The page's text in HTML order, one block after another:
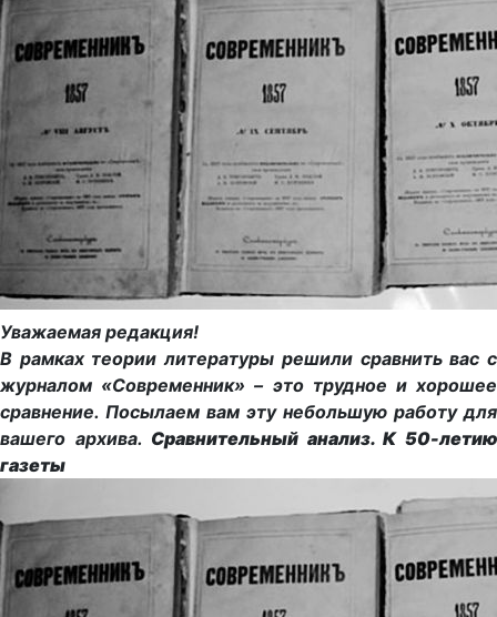
Уважаемая редакция!
В рамках теории литературы решили сравнить вас с
журналом «Современник» – это трудное и хорошее
сравнение. Посылаем вам эту небольшую работу для
вашего архива. Сравнительный анализ. К 50-летию
газеты